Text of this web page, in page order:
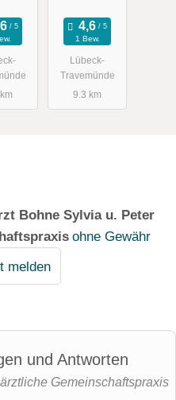
1 Bew.
Lübeck-
Travemünde
9.3 km
Bohne Sylvia u. Peter
ohne Gewähr
melden
und Antworten
Gemeinschaftspraxis